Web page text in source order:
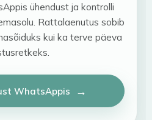
ühendust ja kontrolli
Rattalaenutus sobib
kui ka terve päeva
WhatsAppis